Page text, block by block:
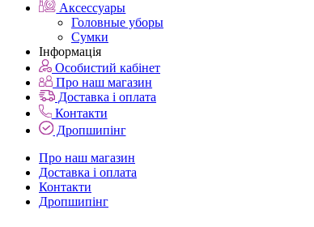
Аксессуары
Головные уборы
Сумки
Інформація
Особистий кабінет
Про наш магазин
Доставка і оплата
Контакти
Дропшипінг
Про наш магазин
Доставка і оплата
Контакти
Дропшипінг